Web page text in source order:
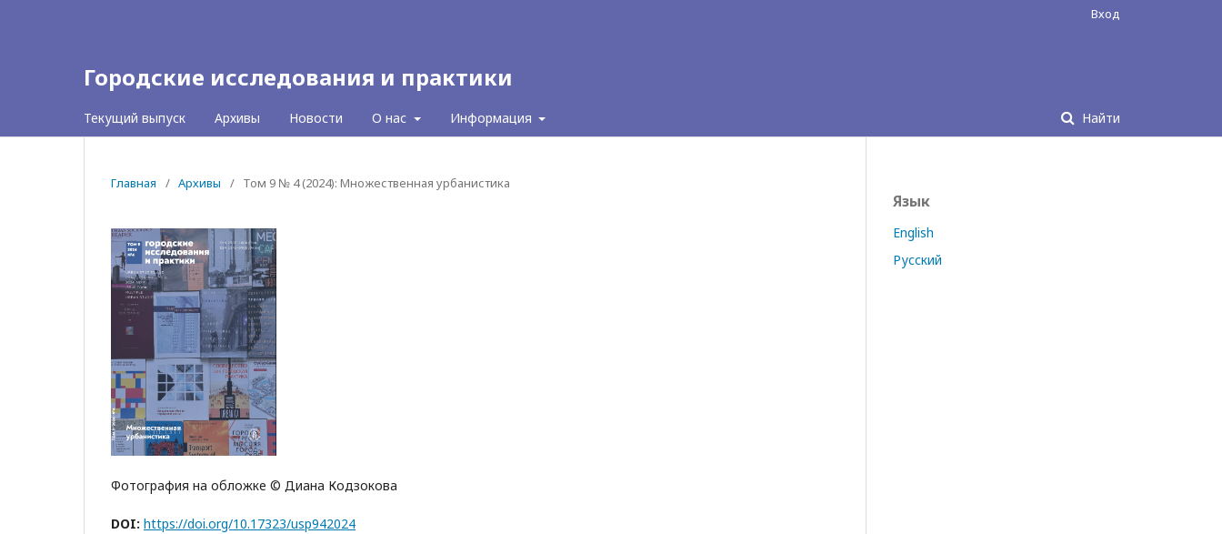
Городские исследования и практики
Текущий выпуск Архивы Новости О нас Информация Найти
Вход
Главная / Архивы / Том 9 № 4 (2024): Множественная урбанистика
Фотография на обложке © Диана Кодзокова
DOI: https://doi.org/10.17323/usp942024
Язык
English
Русский